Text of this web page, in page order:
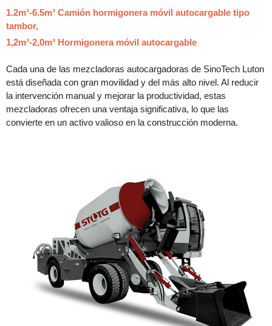
1.2m³-6.5m³ Camión hormigonera móvil autocargable tipo
tambor,
1,2m³-2,0m³ Hormigonera móvil autocargable
Cada una de las mezcladoras autocargadoras de SinoTech Luton
está diseñada con gran movilidad y del más alto nivel. Al reducir
la intervención manual y mejorar la productividad, estas
mezcladoras ofrecen una ventaja significativa, lo que las
convierte en un activo valioso en la construcción moderna.